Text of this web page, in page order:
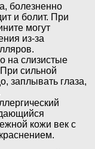
болезненно
и болит. При
могут
из-за
на слизистые
сильной
заплывать глаза,
кожи век с